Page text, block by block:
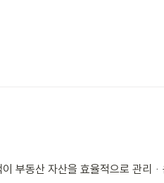
이 부동산 자산을 효율적으로 관리